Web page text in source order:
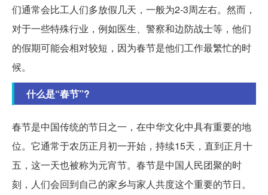
们通常会比工人们多放假几天，一般为2-3周左右。然而，
对于一些特殊行业，例如医生、警察和边防战士等，他们
的假期可能会相对较短，因为春节是他们工作最繁忙的时
候。
什么是“春节”?
春节是中国传统的节日之一，在中华文化中具有重要的地
位。它通常于农历正月初一开始，持续15天，直到正月十
五，这一天也被称为元宵节。春节是中国人民团聚的时
刻，人们会回到自己的家乡与家人共度这个重要的节日。